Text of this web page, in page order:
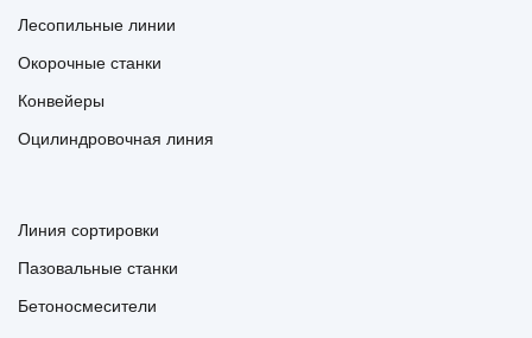
Лесопильные линии
Окорочные станки
Конвейеры
Оцилиндровочная линия
Линия сортировки
Пазовальные станки
Бетоносмесители